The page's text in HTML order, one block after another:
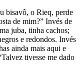
bisavô, o Rieq, perde
de mim?” Invés de
juba, tinha cachos;
e redondos. Invés
ainda mais aqui e
tivesse me dado